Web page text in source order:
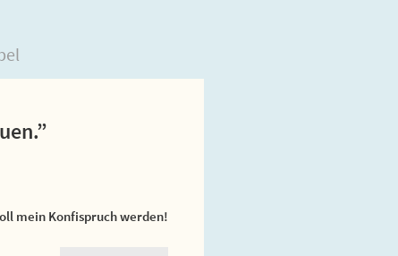
mein Konfispruch werden!